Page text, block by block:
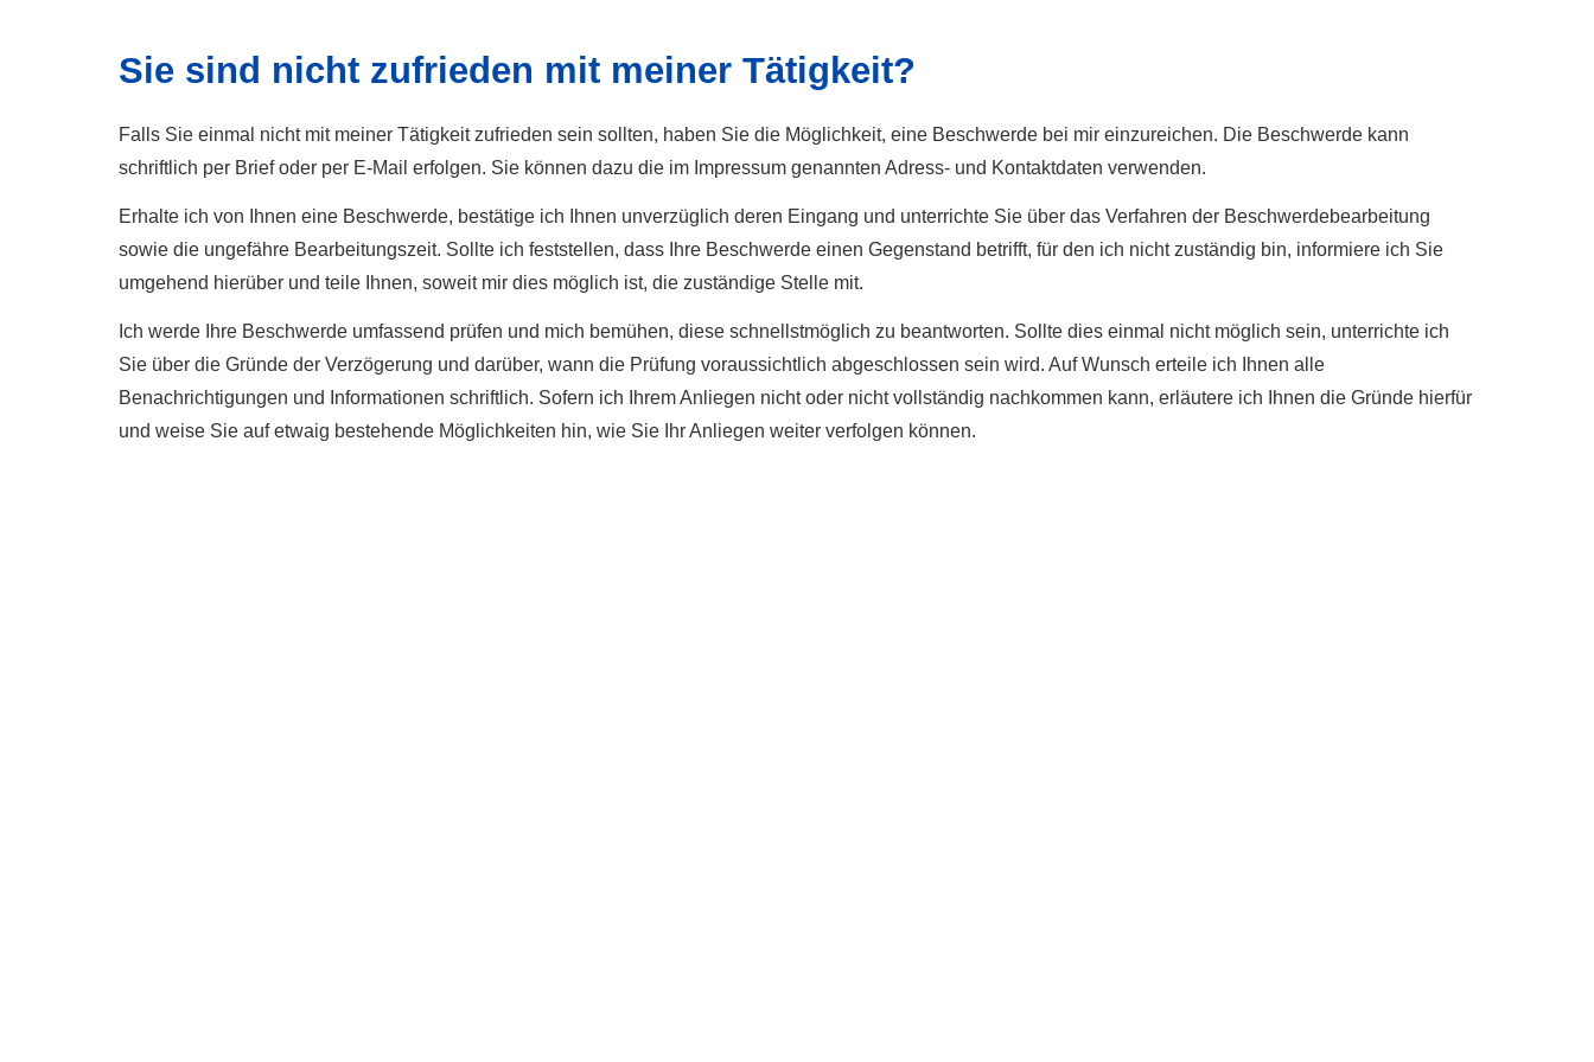
Sie sind nicht zufrieden mit meiner Tätigkeit?
Falls Sie einmal nicht mit meiner Tätigkeit zufrieden sein sollten, haben Sie die Möglichkeit, eine Beschwerde bei mir einzureichen. Die Beschwerde kann
schriftlich per Brief oder per E-Mail erfolgen. Sie können dazu die im Impressum genannten Adress- und Kontaktdaten verwenden.
Erhalte ich von Ihnen eine Beschwerde, bestätige ich Ihnen unverzüglich deren Eingang und unterrichte Sie über das Verfahren der Beschwerdebearbeitung
sowie die ungefähre Bearbeitungszeit. Sollte ich feststellen, dass Ihre Beschwerde einen Gegenstand betrifft, für den ich nicht zuständig bin, informiere ich Sie
umgehend hierüber und teile Ihnen, soweit mir dies möglich ist, die zuständige Stelle mit.
Ich werde Ihre Beschwerde umfassend prüfen und mich bemühen, diese schnellstmöglich zu beantworten. Sollte dies einmal nicht möglich sein, unterrichte ich
Sie über die Gründe der Verzögerung und darüber, wann die Prüfung voraussichtlich abgeschlossen sein wird. Auf Wunsch erteile ich Ihnen alle
Benachrichtigungen und Informationen schriftlich. Sofern ich Ihrem Anliegen nicht oder nicht vollständig nachkommen kann, erläutere ich Ihnen die Gründe hierfür
und weise Sie auf etwaig bestehende Möglichkeiten hin, wie Sie Ihr Anliegen weiter verfolgen können.